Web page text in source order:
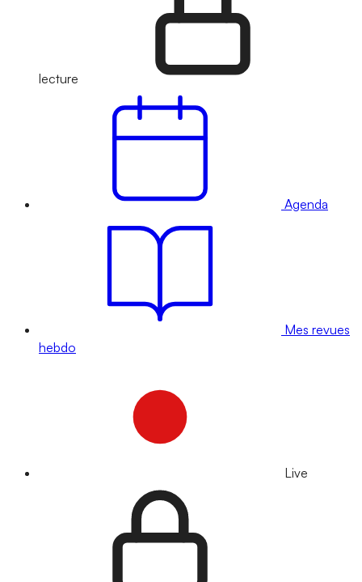
lecture
Agenda
Mes revues
hebdo
Live